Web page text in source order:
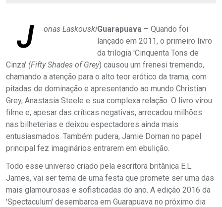
J onas LaskouskiGuarapuava – Quando foi
lançado em 2011, o primeiro livro
da trilogia 'Cinquenta Tons de
Cinza' (Fifty Shades of Grey) causou um frenesi tremendo,
chamando a atenção para o alto teor erótico da trama, com
pitadas de dominação e apresentando ao mundo Christian
Grey, Anastasia Steele e sua complexa relação. O livro virou
filme e, apesar das críticas negativas, arrecadou milhões
nas bilheterias e deixou espectadores ainda mais
entusiasmados. Também pudera, Jamie Dornan no papel
principal fez imaginários entrarem em ebulição.
Todo esse universo criado pela escritora britânica E.L.
James, vai ser tema de uma festa que promete ser uma das
mais glamourosas e sofisticadas do ano. A edição 2016 da
'Spectaculum' desembarca em Guarapuava no próximo dia